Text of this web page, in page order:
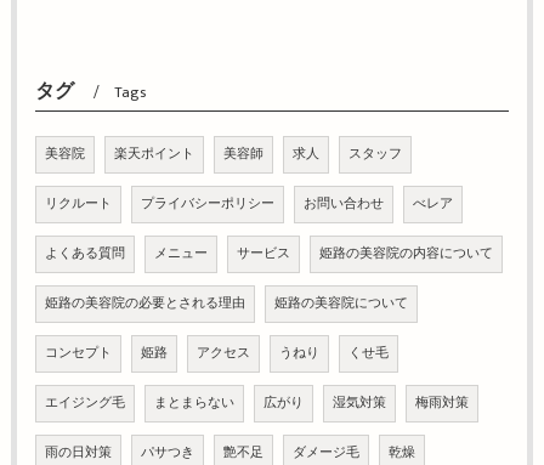
タグ Tags
美容院 楽天ポイント 美容師 求人 スタッフ
リクルート プライバシーポリシー お問い合わせ べレア
よくある質問 メニュー サービス 姫路の美容院の内容について
姫路の美容院の必要とされる理由 姫路の美容院について
コンセプト 姫路 アクセス うねり くせ毛
エイジング毛 まとまらない 広がり 湿気対策 梅雨対策
雨の日対策 パサつき 艶不足 ダメージ毛 乾燥